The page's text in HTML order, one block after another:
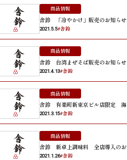
商品情報
舎鈴 「冷やかけ」販売のお知ら
2021.5.5#舎鈴
商品情報
舎鈴 台湾まぜそば販売のお知ら
2021.4.13#舎鈴
商品情報
舎鈴 有楽町新東京ビル店限定 海
2021.3.15#舎鈴
商品情報
舎鈴 新卓上調味料 全店導入の
2021.1.26#舎鈴